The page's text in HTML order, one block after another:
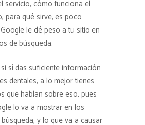
servicio, cómo funciona el
para qué sirve, es poco
le dé peso a tu sitio en
de búsqueda.
sí das suficiente información
dentales, a lo mejor tienes
que hablan sobre eso, pues
lo va a mostrar en los
y lo que va a causar